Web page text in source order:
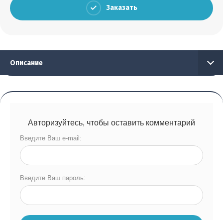
Заказать
Описание
Авторизуйтесь, чтобы оставить комментарий
Введите Ваш e-mail:
Введите Ваш пароль: